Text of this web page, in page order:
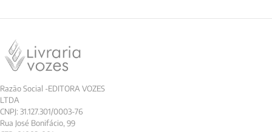
Razão Social -EDITORA VOZES
LTDA
CNPJ: 31.127.301/0003-76
Rua José Bonifácio, 99